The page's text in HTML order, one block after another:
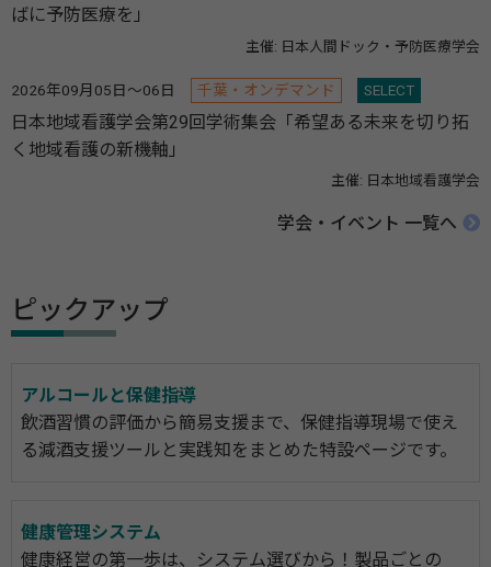
ばに予防医療を」
主催: 日本人間ドック・予防医療学会
2026年09月05日～06日 千葉・オンデマンド SELECT
日本地域看護学会第29回学術集会「希望ある未来を切り拓
く地域看護の新機軸」
主催: 日本地域看護学会
学会・イベント 一覧へ
ピックアップ
アルコールと保健指導
飲酒習慣の評価から簡易支援まで、保健指導現場で使え
る減酒支援ツールと実践知をまとめた特設ページです。
健康管理システム
健康経営の第一歩は、システム選びから！製品ごとの